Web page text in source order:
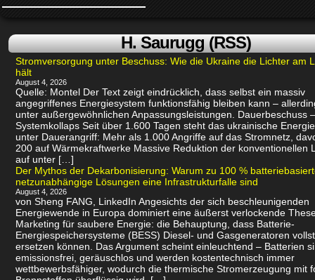
H. Saurugg (RSS)
Stromversorgung unter Beschuss: Wie die Ukraine die Lichter am
hält
August 4, 2026
Quelle: Montel Der Text zeigt eindrücklich, dass selbst ein massiv
angegriffenes Energiesystem funktionsfähig bleiben kann –
unter außergewöhnlichen Anpassungsleistungen. Dauerbeschuss
Systemkollaps Seit über 1.600 Tagen steht das ukrainische
unter Dauerangriff: Mehr als 1.000 Angriffe auf das Stromnetz,
200 auf Wärmekraftwerke Massive Reduktion der konventionellen
auf unter […]
Der Mythos der Dekarbonisierung: Warum zu 100 %
netzunabhängige Lösungen eine Infrastrukturfalle sind
August 4, 2026
von Sheng FANG, LinkedIn Angesichts der sich beschleunigenden
Energiewende in Europa dominiert eine äußerst verlockende
Marketing für saubere Energie: die Behauptung, dass Batterie-
Energiespeichersysteme (BESS) Diesel- und Gasgeneratoren
ersetzen können. Das Argument scheint einleuchtend – Batterien
emissionsfrei, geräuschlos und werden kostentechnisch immer
wettbewerbsfähiger, wodurch die thermische Stromerzeugung mit